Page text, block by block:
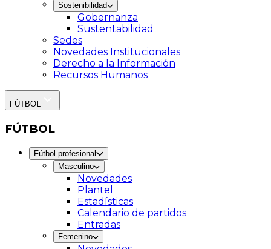
Sostenibilidad
Gobernanza
Sustentabilidad
Sedes
Novedades Institucionales
Derecho a la Información
Recursos Humanos
FÚTBOL
FÚTBOL
Fútbol profesional
Masculino
Novedades
Plantel
Estadísticas
Calendario de partidos
Entradas
Femenino